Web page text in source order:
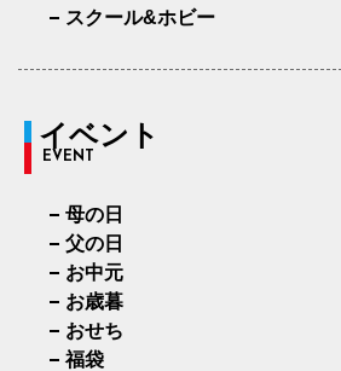
スクール&ホビー
イベント
EVENT
母の日
父の日
お中元
お歳暮
おせち
福袋